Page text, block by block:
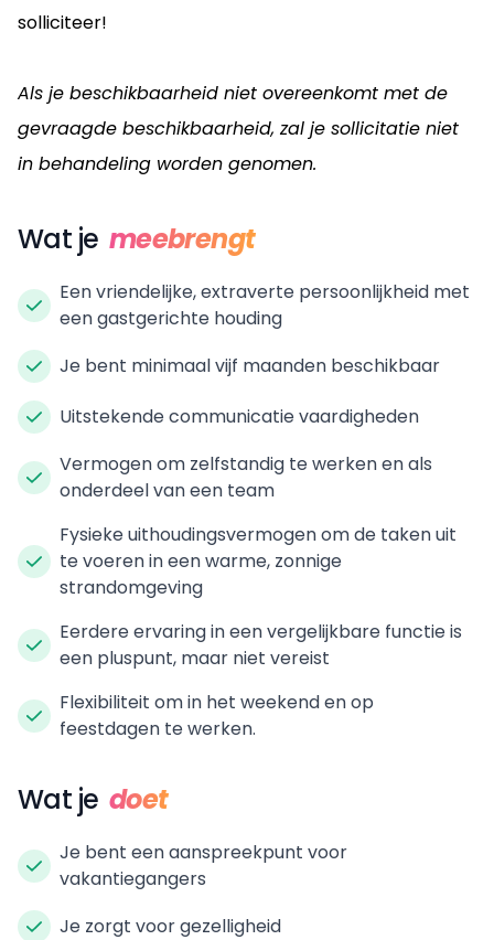
solliciteer!
Als je beschikbaarheid niet overeenkomt met de
gevraagde beschikbaarheid, zal je sollicitatie niet
in behandeling worden genomen.
Wat je meebrengt
Een vriendelijke, extraverte persoonlijkheid met
een gastgerichte houding
Je bent minimaal vijf maanden beschikbaar
Uitstekende communicatie vaardigheden
Vermogen om zelfstandig te werken en als
onderdeel van een team
Fysieke uithoudingsvermogen om de taken uit
te voeren in een warme, zonnige
strandomgeving
Eerdere ervaring in een vergelijkbare functie is
een pluspunt, maar niet vereist
Flexibiliteit om in het weekend en op
feestdagen te werken.
Wat je doet
Je bent een aanspreekpunt voor
vakantiegangers
Je zorgt voor gezelligheid